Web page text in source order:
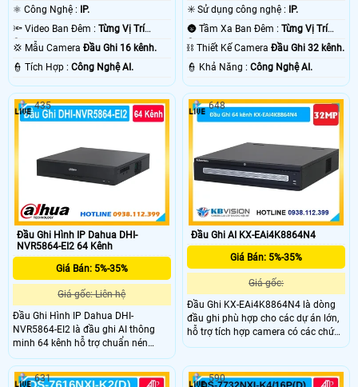
⚛️ Công Nghệ :
IP.
🔦 Video Ban Đêm : Từng Vị Trí
Camera .
💢 Mẫu Camera Đầu Ghi 16 kênh.
️👮 Tích Hợp : Công Nghệ AI.
✳️ Sử dụng công nghệ :
IP.
🌚 Tầm Xa Ban Đêm :Từng Vị Trí
Camera .
⛓ Thiết Kế CameraĐầu Ghi 32 kênh.
️👮 Khả Năng :Công Nghệ AI.
Đầu Ghi Hình IP Dahua DHI-
NVR5864-EI2 64 Kênh
Giá Bán: 5%-35%
Giá gốc: Liên hệ
Đầu Ghi Hình IP Dahua DHI-
NVR5864-EI2 là đầu ghi AI thông
minh 64 kênh hỗ trợ chuẩn nén
Smart H.265+/H.265 ghi hình độ
phân giải lên đến 32MP và xuất
hình 8K HDMI. Thiết bị hỗ trợ 8 ổ
435
Đầu Ghi AI KX-EAi4K8864N4
Giá Bán: 5%-35%
Giá gốc:
Đầu Ghi KX-EAi4K8864N4 là dòng
đầu ghi phù hợp cho các dự án lớn,
hỗ trợ tích hợp camera có các chức
năng AI và SMD Plus, với độ phân
đầu vào MBps, 8 ổ cứng Sata 20TB,
648
631 590